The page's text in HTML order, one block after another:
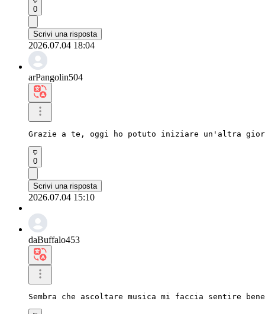
0
Scrivi una risposta
2026.07.04 18:04
arPangolin504
Grazie a te, oggi ho potuto iniziare un'altra
0
Scrivi una risposta
2026.07.04 15:10
daBuffalo453
Sembra che ascoltare musica mi faccia sentire